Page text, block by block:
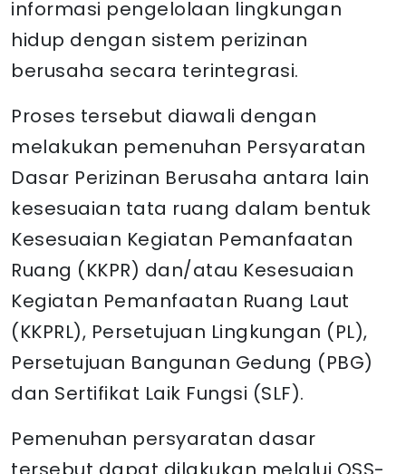
informasi pengelolaan lingkungan
hidup dengan sistem perizinan
berusaha secara terintegrasi.
Proses tersebut diawali dengan
melakukan pemenuhan Persyaratan
Dasar Perizinan Berusaha antara lain
kesesuaian tata ruang dalam bentuk
Kesesuaian Kegiatan Pemanfaatan
Ruang (KKPR) dan/atau Kesesuaian
Kegiatan Pemanfaatan Ruang Laut
(KKPRL), Persetujuan Lingkungan (PL),
Persetujuan Bangunan Gedung (PBG)
dan Sertifikat Laik Fungsi (SLF).
Pemenuhan persyaratan dasar